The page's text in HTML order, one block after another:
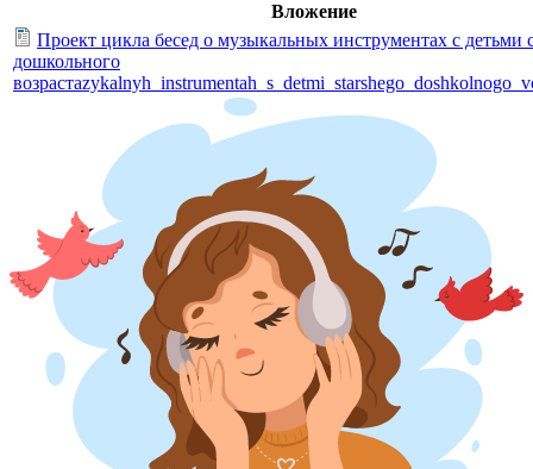
Вложение
Проект цикла бесед о музыкальных инструментах с детьми
дошкольного